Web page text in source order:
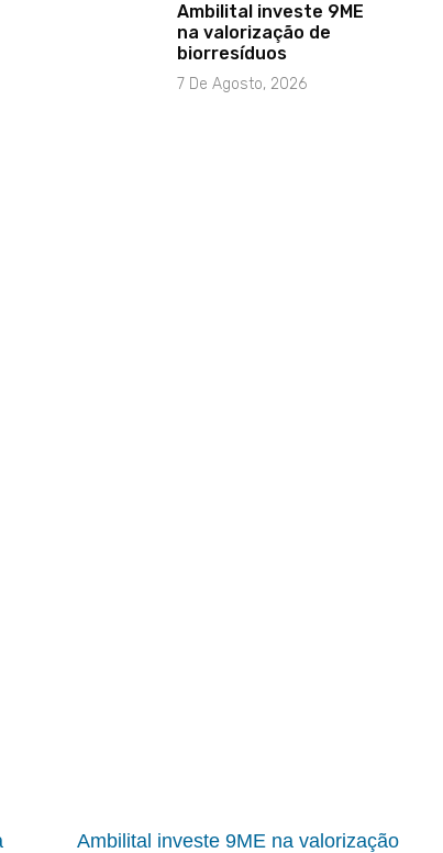
Ambilital investe 9ME
na valorização de
biorresíduos
7 De Agosto, 2026
Ambilital investe 9ME na valorização